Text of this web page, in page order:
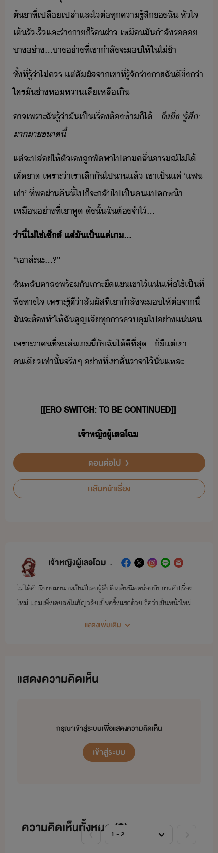
ต้ขา​ที่​เปลืเปล่า​และ​ไ​ต่​ทุ​คารู้สึ​ข​ฉั​ ​หัใจ​
เต้​รั​เร็​และ​ร่าา​็​ร้ผ่า​ ​เหื​ั​ำลั​รค​
า่า​...​า่า​ที่​เขา​ำลัจะ​ให้​ใไ่ช้า
ทั้ที่​รู้​่า​ไ่​คร​ ​แต่​สัผัส​จา​เขา​ที่​รู้จั​ร่าา​ฉั​ีิ่​่า​
ใคร​ั​ช่า​หหา​เสี​เหลืเิ
าจ​เพราะ​ฉั​รู้​่า​ั​เป็เรื่​ต้ห้า​็ไ้​...ถึ​ิ่​ ​‘​รู้สึ​’​ ​
าา​ขา​ี้
แต่​จะ​ปล่​ให้​ตัเ​ถู​พัพา​ไป​ตา​คลื่​ารณ์​ไ่ไ้​
เ็ขา​ ​เพราะ่า​เรา​เลิั​ไป​า​แล้​ ​เขา​เป็​แค่​ ​‘​แฟ​
เ่า​’​ ​ที่​พ​ผ่า​คืี้​ไป​็​จะ​ลั​ไป​เป็​คแปลห้า​ ​
เหื​่าที่​เขา​พู​ ​ัั้​ฉั​ต้​จำไ้​…
่าี​่​ไ่ใช่​เซ็ส์​ ​แต่​ั​เป็​แค่​เ​…
“​เาล่ะ​ะ​…​?​”
ฉั​หลัตา​ล​พร้ั​เาะ​ึ​แข​เขา​ไ้​แ่​เพื่​ใช้​เป็​ที่
พึ่​ทาใจ​ ​เพราะ​รู้ี​่า​สัผัส​ที่​เขา​ำลัจะ​ให้​ต่จาี้​
ั​จะ​ต้​ทำให้​ฉั​สูญเสี​ทุ​ารค​คุ​ไป​่าแ่
เพราะ่า​คที​่​จะ​เล่​เ​ี้​ั​ฉั​ไ้ี​ที่สุ​...​็​ี​แต่​เขา​
คเี​เท่าั้​จริๆ​ ​่าที่​เขา​ลั่าจา​ไ้​ั่แหละ
[[ERO​ ​SWITCH:​ ​TO​ ​BE​ ​CONTINUED]]
เจ้าหญิ​ผู้​เล​โฉ
ตอนต่อไป
กลับหน้าเรื่อง
เจ้าหญิงผู้เลอโฉม 👑 (Pretty Princess)
ไม่ได้อัปนิยายมานานเป็นปีเลยรู้สึกตื่นเต้นนิดหน่อยกับการอัปเรื่อง
ใหม่ แถมเพิ่งเคยลงในธัญวลัยเป็นครั้งแรกด้วย ถือว่าเป็นหน้าใหม่
ก็ได้นะคะ ขอฝากเนื้อฝากตัว ฝากพี่เรโอะกับริระจังไว้ในอ้อมอกอ้อมใจ
แสดงเพิ่มเติม
แสดงความคิดเห็น
กรุณาเข้าสู่ระบบเพื่อแสดงความคิดเห็น
เข้าสู่ระบบ
ความคิดเห็นทั้งหมด (2)